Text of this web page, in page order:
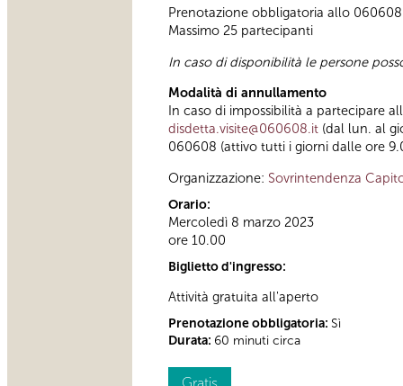
Prenotazione obbligatoria allo
Massimo 25 partecipanti
In caso di disponibilità le persone
Modalità di annullamento
In caso di impossibilità a partecipare
disdetta.visite@060608.it (dal lun. al
060608 (attivo tutti i giorni dalle ore
Organizzazione: Sovrintendenza
Orario:
Mercoledì 8 marzo 2023
ore 10.00
Biglietto d'ingresso:
Attività gratuita all'aperto
Prenotazione obbligatoria: Sì
Durata: 60 minuti circa